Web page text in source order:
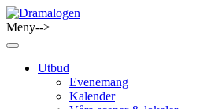
Skip
to
content
Meny-->
Utbud
Evenemang
Kalender